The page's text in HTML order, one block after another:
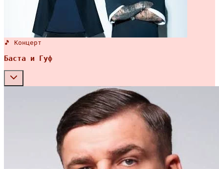
🎵 Концерт
Баста и Гуф